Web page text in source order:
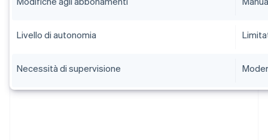
Livello di autonomia
Necessità di supervisione